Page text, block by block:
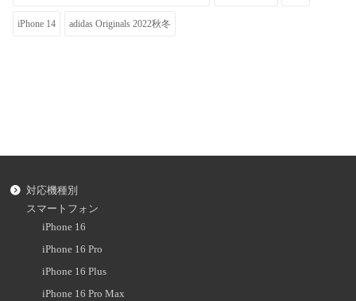
iPhone 14 adidas Originals 2022秋冬
対応機種別
スマートフォン
iPhone 16
iPhone 16 Pro
iPhone 16 Plus
iPhone 16 Pro Max